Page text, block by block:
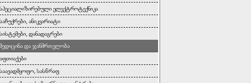
სპეციალიზირებული ელექტროტექნიკა
საჩუქრები, ანიკვარიატი
სისტემები, დანადაგრები
მედიცინა და ჯანმრთელობა
აფთიაქები
საავადმყოფო, სასწრაფ